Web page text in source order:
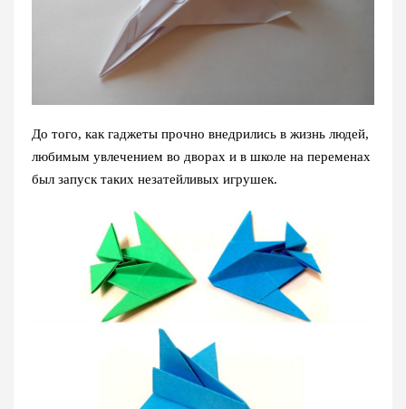
До того, как гаджеты прочно внедрились в жизнь людей,
любимым увлечением во дворах и в школе на переменах
был запуск таких незатейливых игрушек.